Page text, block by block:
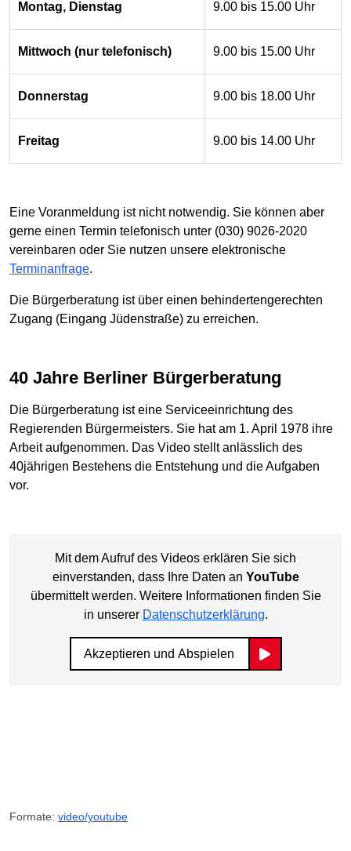
Montag, Dienstag 9.00 bis 15.00 Uhr
Mittwoch (nur telefonisch) 9.00 bis 15.00 Uhr
Donnerstag 9.00 bis 18.00 Uhr
Freitag 9.00 bis 14.00 Uhr
Eine Voranmeldung ist nicht notwendig. Sie können aber
gerne einen Termin telefonisch unter (030) 9026-2020
vereinbaren oder Sie nutzen unsere elektronische
Terminanfrage.
Die Bürgerberatung ist über einen behindertengerechten
Zugang (Eingang Jüdenstraße) zu erreichen.
40 Jahre Berliner Bürgerberatung
Die Bürgerberatung ist eine Serviceeinrichtung des
Regierenden Bürgermeisters. Sie hat am 1. April 1978 ihre
Arbeit aufgenommen. Das Video stellt anlässlich des
40jährigen Bestehens die Entstehung und die Aufgaben
vor.
Mit dem Aufruf des Videos erklären Sie sich
einverstanden, dass Ihre Daten an YouTube
übermittelt werden. Weitere Informationen finden Sie
in unserer Datenschutzerklärung.
Akzeptieren und Abspielen
Formate: video/youtube